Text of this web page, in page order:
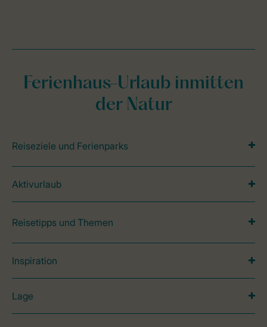
Ferienhaus-Urlaub inmitten
der Natur
Reiseziele und Ferienparks
Aktivurlaub
Reisetipps und Themen
Inspiration
Lage